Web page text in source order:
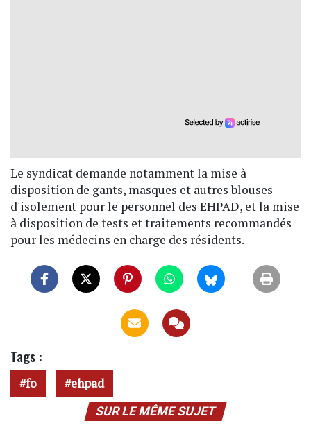
Le syndicat demande notamment la mise à
disposition de gants, masques et autres blouses
d'isolement pour le personnel des EHPAD, et la mise
à disposition de tests et traitements recommandés
pour les médecins en charge des résidents.
Tags :
fo ehpad
SUR LE MÊME SUJET